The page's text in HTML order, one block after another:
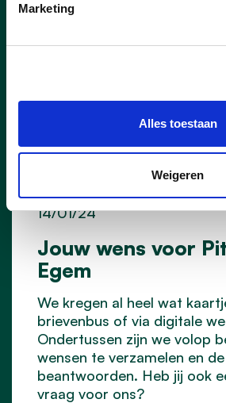
Marketing
Alles toestaan
Weigeren
Jouw wens voor
Egem
14/01/24
We kregen al heel wat
brievenbus of via digitale
Ondertussen zijn we volop
wensen te verzamelen en
beantwoorden. Heb jij ook
vraag voor ons?